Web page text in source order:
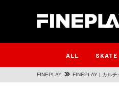
ALL SKATE
FINEPLAY FINEPLAY | カルチ